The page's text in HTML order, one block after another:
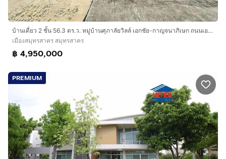
บ้านเดี่ยว 2 ชั้น 56.3 ตร.ว. หมู่บ้านศุภาลัยวิลล์ เอกชัย-กาญจนาภิเษก ถนนเอกชัย ถนนพระราม2 ถนนกาญจนาภิเษก ถนนเลียบคลองสี่วาตากล่อม
เมืองสมุทรสาคร สมุทรสาคร
฿ 4,950,000
PREMIUM